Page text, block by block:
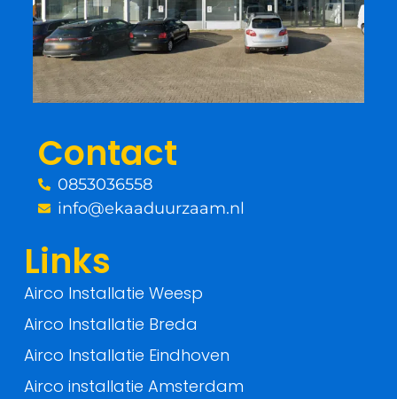
b
o
k
-
t
e
Contact
0853036558
info@ekaaduurzaam.nl
Links
Airco Installatie Weesp
Airco Installatie Breda
Airco Installatie Eindhoven
Airco installatie Amsterdam